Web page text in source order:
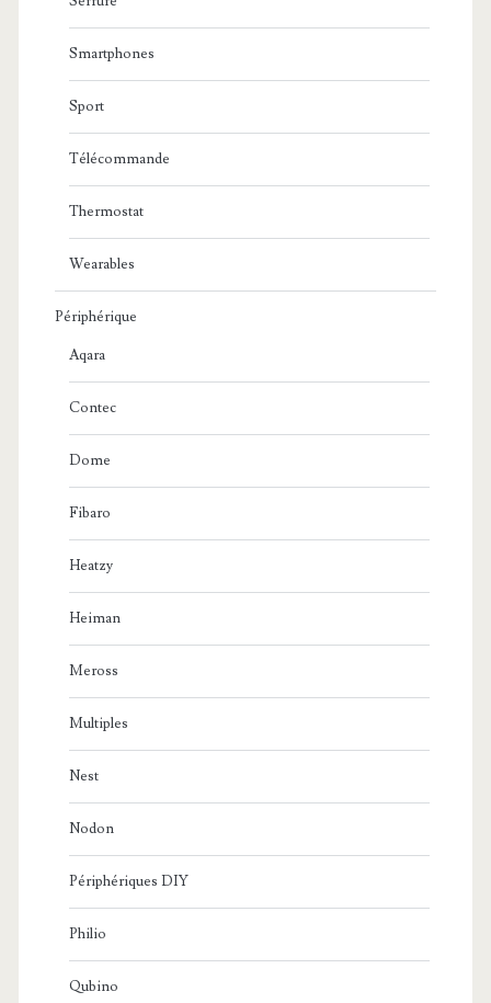
Smartphones
Sport
Télécommande
Thermostat
Wearables
Périphérique
Aqara
Contec
Dome
Fibaro
Heatzy
Heiman
Meross
Multiples
Nest
Nodon
Périphériques DIY
Philio
Qubino